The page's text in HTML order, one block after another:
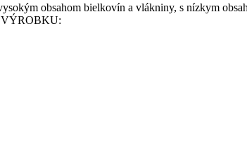
obsahom bielkovín a vlákniny, s nízkym